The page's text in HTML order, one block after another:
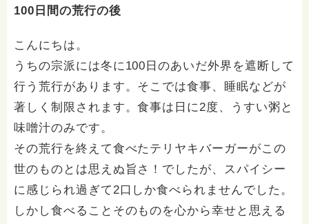
100日間の荒行の後
こんにちは。
うちの宗派には冬に100日のあいだ外界を遮断して
行う荒行があります。そこでは食事、睡眠などが
著しく制限されます。食事は日に2度、うすい粥と
味噌汁のみです。
その荒行を終えて食べたテリヤキバーガーがこの
世のものとは思えぬ旨さ！でしたが、スパイシー
に感じられ過ぎて2口しか食べられませんでした。
しかし食べることそのものを心から幸せと思える